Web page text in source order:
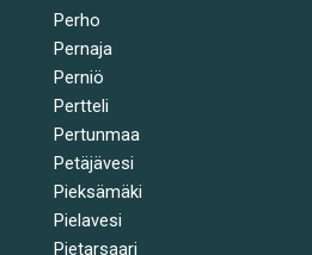
Perho
Pernaja
Perniö
Pertteli
Pertunmaa
Petäjävesi
Pieksämäki
Pielavesi
Pietarsaari